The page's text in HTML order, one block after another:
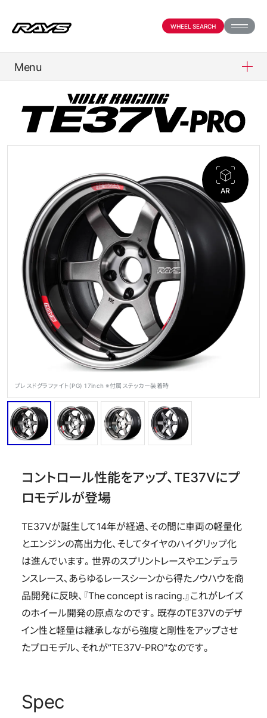
WHEEL SEARCH
Menu
PRODUCTS
ABOUT
COMPANY
PARTNER SHOP
NEWS
OFFICIAL SNS
Store Media Wheel Search
AR
プレスドグラファイト(PG) 17inch ※付属ステッカー装着時
コントロール性能をアップ、TE37Vにプ
ロモデルが登場
TE37Vが誕生して14年が経過、その間に車両の軽量化
とエンジンの高出力化、そしてタイヤのハイグリップ化
は進んでいます。世界のスプリントレースやエンデュラ
ンスレース、あらゆるレースシーンから得たノウハウを商
品開発に反映、『The concept is racing.』これがレイズ
のホイール開発の原点なのです。既存のTE37Vのデザ
イン性と軽量は継承しながら強度と剛性をアップさせ
たプロモデル、それが”TE37V-PRO"なのです。
Spec